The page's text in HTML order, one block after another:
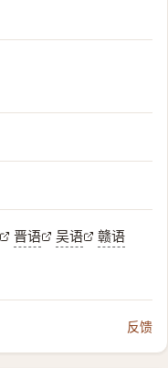
晋语 吴语
赣语
反馈